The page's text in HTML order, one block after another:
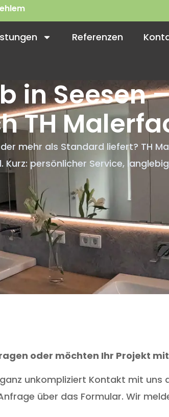
Referenzen
in Seesen
TH
mehr als Standard liefert? TH
persönlicher Service,
oder möchten Ihr Projekt
unkompliziert Kontakt mit uns
über das Formular. Wir